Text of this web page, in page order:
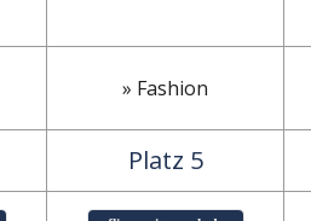
» Fashion
Platz 5